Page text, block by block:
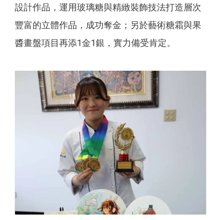
設計作品，運用玻璃糖與精緻裝飾技法打造層次
豐富的立體作品，成功奪金；另於藝術糖霜與果
醬畫盤項目再添1金1銀，實力備受肯定。